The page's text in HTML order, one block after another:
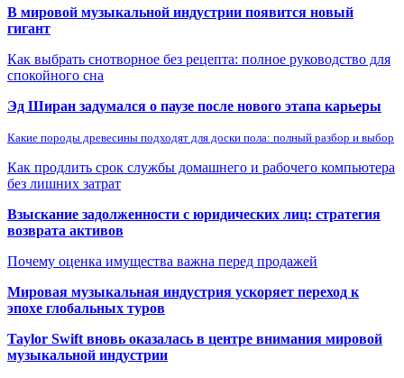
В мировой музыкальной индустрии появится новый
гигант
Как выбрать снотворное без рецепта: полное руководство для
спокойного сна
Эд Ширан задумался о паузе после нового этапа карьеры
Какие породы древесины подходят для доски пола: полный разбор и выбор
Как продлить срок службы домашнего и рабочего компьютера
без лишних затрат
Взыскание задолженности с юридических лиц: стратегия
возврата активов
Почему оценка имущества важна перед продажей
Мировая музыкальная индустрия ускоряет переход к
эпохе глобальных туров
Taylor Swift вновь оказалась в центре внимания мировой
музыкальной индустрии